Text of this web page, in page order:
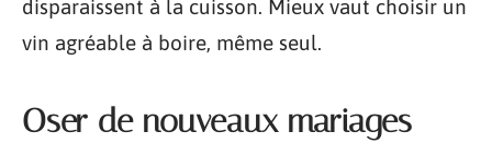
disparaissent à la cuisson. Mieux vaut choisir un
vin agréable à boire, même seul.
Oser de nouveaux mariages